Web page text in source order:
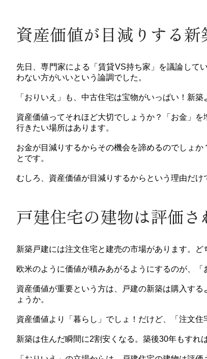
資産価値が目減りする
先日、専門家による「賃貸VS持ち家」を議論して
わない方がいいという論調でした。
「おりいえ」も、中古住宅は宝物がいっぱい！新
資産価値ってそれほど大切でしょうか？「お金」
行きたい場所はあります。
お金が目減りするからその機会を諦めるのでしょ
とです。
むしろ、資産価値が目減りするからという理由だ
戸建住宅の建物は評価さ
新築戸建には注文住宅と建売の市場があります。
欧米のように価値が積みあがるようにするのが、
資産価値が重要という方は、戸建の新築は購入す
ょうか。
資産価値より「暮らし」でしょ！だけど、「注文
新築は住んだ瞬間に2割安くなる。築後30年もすれ